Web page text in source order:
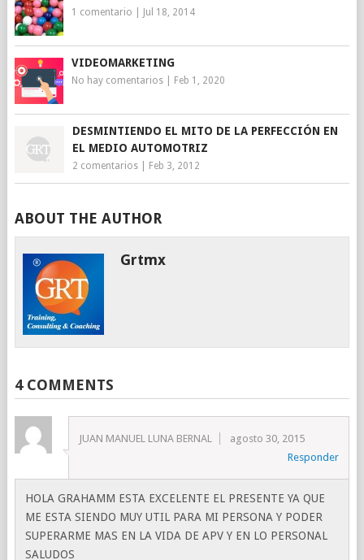
1 comentario Jul 18, 2014
VIDEOMARKETING
No hay comentarios| Feb 1, 2020
DESMINTIENDO EL MITO DE LA PERFECCIÓN EN
EL MEDIO AUTOMOTRIZ
2 comentarios| Feb 3, 2012
ABOUT THE AUTHOR
Grtmx
4 COMMENTS
JUAN MANUEL LUNA BERNAL
agosto 30, 2015
Responder
HOLA GRAHAMM ESTA EXCELENTE EL PRESENTE YA QUE
ME ESTA SIENDO MUY UTIL PARA MI PERSONA Y PODER
SUPERARME MAS EN LA VIDA DE APV Y EN LO PERSONAL
SALUDOS